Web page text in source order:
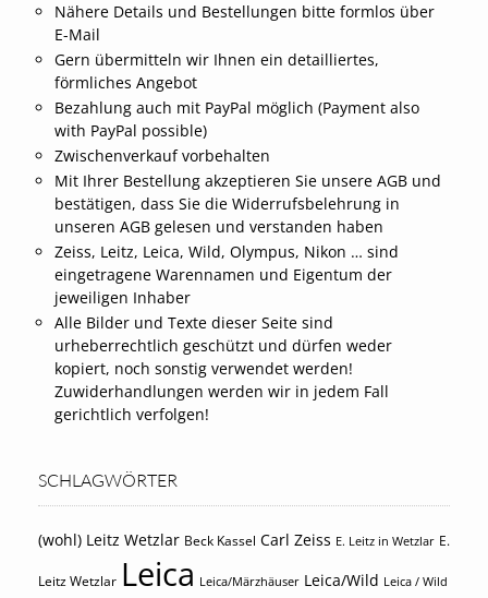
Nähere Details und Bestellungen bitte formlos über
E-Mail
Gern übermitteln wir Ihnen ein detailliertes,
förmliches Angebot
Bezahlung auch mit PayPal möglich (Payment also
with PayPal possible)
Zwischenverkauf vorbehalten
Mit Ihrer Bestellung akzeptieren Sie unsere AGB und
bestätigen, dass Sie die Widerrufsbelehrung in
unseren AGB gelesen und verstanden haben
Zeiss, Leitz, Leica, Wild, Olympus, Nikon … sind
eingetragene Warennamen und Eigentum der
jeweiligen Inhaber
Alle Bilder und Texte dieser Seite sind
urheberrechtlich geschützt und dürfen weder
kopiert, noch sonstig verwendet werden!
Zuwiderhandlungen werden wir in jedem Fall
gerichtlich verfolgen!
SCHLAGWÖRTER
(wohl) Leitz Wetzlar Beck Kassel Carl Zeiss E. Leitz in Wetzlar E.
Leitz Wetzlar Leica Leica/Märzhäuser Leica/Wild Leica / Wild